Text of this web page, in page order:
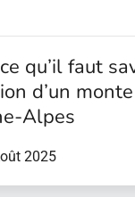
qu’il faut
d’un
Alpes
2025